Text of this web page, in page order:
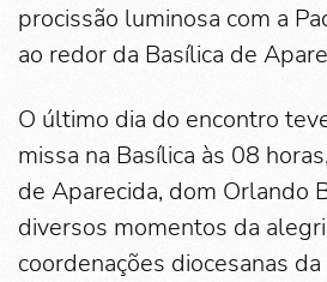
procissão luminosa com a
ao redor da Basílica de
O último dia do encontro
missa na Basílica às 08
de Aparecida, dom Orlando
diversos momentos da
coordenações diocesanas